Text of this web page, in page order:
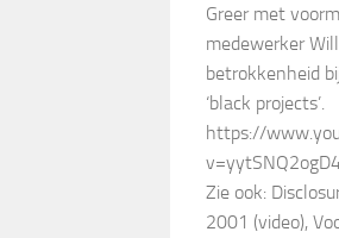
Greer met
medewerker
betrokkenheid
‘black projects’.
https://
Zie ook:
2001 (video),